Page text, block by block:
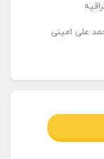
علی امینی